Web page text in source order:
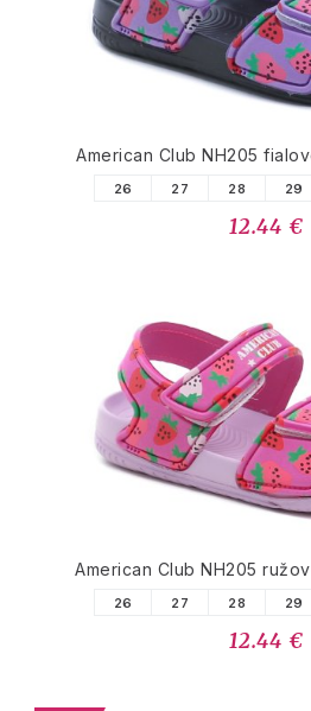
American Club NH205
26 27 28 29
12.44 €
American Club NH205
26 27 28 29
12.44 €